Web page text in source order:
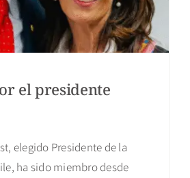
el presidente
elegido Presidente de la
ha sido miembro desde